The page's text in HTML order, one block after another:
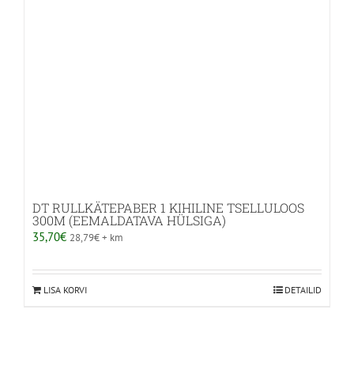
DT RULLKÄTEPABER 1 KIHILINE TSELLULOOS
300M (EEMALDATAVA HÜLSIGA)
35,70€ 28,79€+ km
LISA KORVI DETAILID